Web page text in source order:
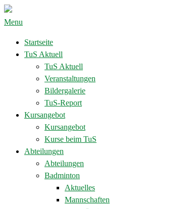
Menu
Startseite
TuS Aktuell
TuS Aktuell
Veranstaltungen
Bildergalerie
TuS-Report
Kursangebot
Kursangebot
Kurse beim TuS
Abteilungen
Abteilungen
Badminton
Aktuelles
Mannschaften